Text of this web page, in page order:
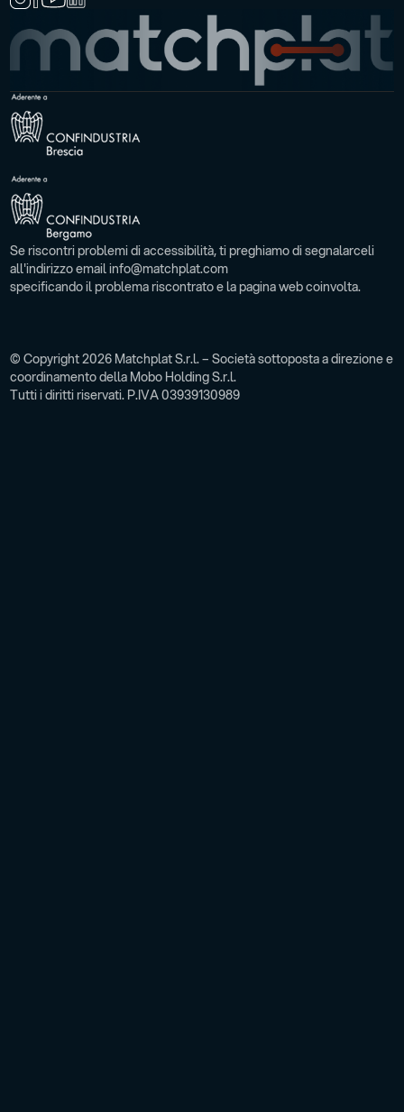
Se riscontri problemi di accessibilità, ti preghiamo di segnalarceli
all'indirizzo email info@matchplat.com
specificando il problema riscontrato e la pagina web coinvolta.
© Copyright 2026 Matchplat S.r.l. – Società sottoposta a direzione e
coordinamento della Mobo Holding S.r.l.
Tutti i diritti riservati. P.IVA 03939130989